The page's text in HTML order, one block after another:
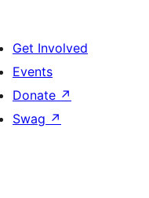
Get Involved
Events
Donate ↗
Swag ↗